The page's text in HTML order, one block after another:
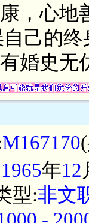
，心
己的
婚史无
M167170
1965年12
型:非文